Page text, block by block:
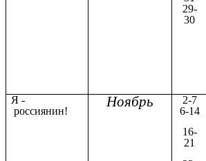
29-
30
Я -
россиянин!
Ноябрь
2-7
6-14
16-
21